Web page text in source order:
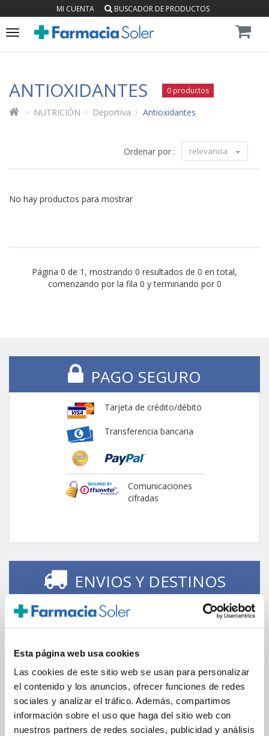
Esta página web usa cookies
Las cookies de este sitio web se usan para personalizar
el contenido y los anuncios, ofrecer funciones de redes
sociales y analizar el tráfico. Además, compartimos
información sobre el uso que haga del sitio web con
nuestros partners de redes sociales, publicidad y análisis
MI CUENTA BUSCADOR DE PRODUCTOS
Toggle
ANTIOXIDANTES 0 productos
NUTRICIÓN Deportiva Antioxidantes
Ordenar por : relevancia
No hay productos para mostrar
Página 0 de 1, mostrando 0 resultados de 0 en total,
comenzando por la fila 0 y terminando por 0
PAGO SEGURO
Tarjeta de crédito/débito
Transferencia bancaria
Comunicaciones
cifradas
ENVIOS Y DESTINOS
ESPAÑA
Islas Canarias
24/48h